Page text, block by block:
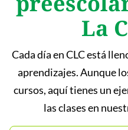
La
Cada día en CLC está
aprendizajes. Aunque
cursos, aquí tienes un
las clases en